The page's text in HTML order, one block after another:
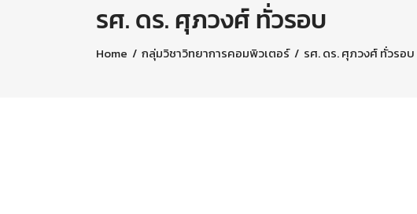
รศ. ดร. ศุภวงศ์ ทั่วรอบ
Home / กลุ่มวิชาวิทยาการคอมพิวเตอร์/ รศ. ดร. ศุภวงศ์ ทั่วรอบ